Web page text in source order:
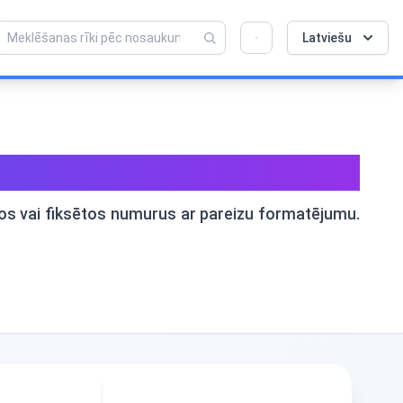
Latviešu
vai fiksētos numurus ar pareizu formatējumu.
💡 Vai jums patīk šis instruments? Palīdziet
mums padarīt to vēl labāku!
×
Noklikšķiniet, lai atvērtu →